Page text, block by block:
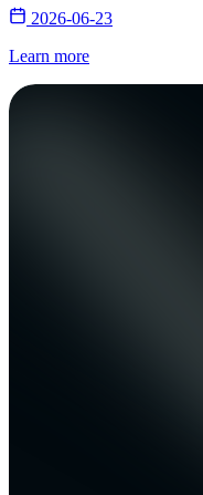
2026-06-23
Learn more